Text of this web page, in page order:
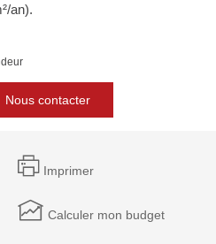
an).
Nous contacter
Imprimer
Calculer mon budget